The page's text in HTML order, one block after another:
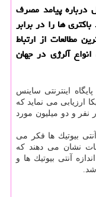
درباره پیامد مصرف
ها را در برابر
مطالعات از ارتباط
آلرژی در جهان
اینترنتی ساینس
ارزیابی می نماید كه
23هزار نفر و دو میلیون مورد
بیوتیك ها فكر می
نشان می دهند كه
آنتی بیوتیك ها و